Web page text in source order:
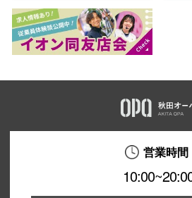
営業時間